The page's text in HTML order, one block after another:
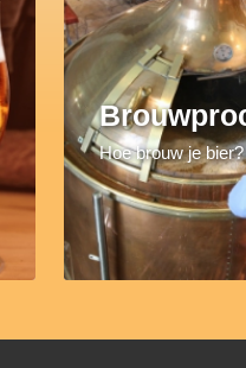
Hoe brouw je bier?